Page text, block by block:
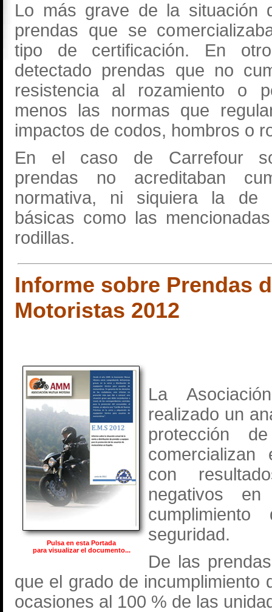
Lo más grave de la situación
prendas que se
tipo de certificación. En
detectado prendas que no
resistencia al rozamiento o
menos las normas que
impactos de codos, hombros o
En el caso de Carrefour
prendas no acreditaban
normativa, ni siquiera la de
básicas como las
rodillas.
Informe sobre Prendas
Motoristas 2012
Pulsa en esta Portada
para visualizar el documento...
La
realizado un
protección
con
negativos
seguridad.
De las
que el grado de incumplimiento
ocasiones al 100 % de las